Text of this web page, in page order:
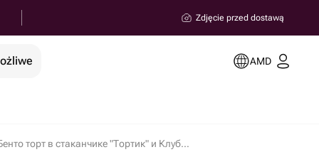
Zdjęcie przed dostawą
AMD
Бенто торт в стаканчике "Тортик" и Клубника в шоколаде на день рождения w miejscowości Erywań